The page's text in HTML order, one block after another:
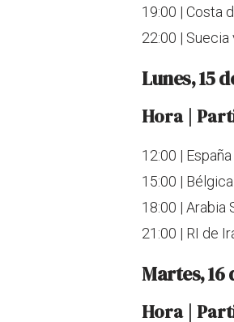
19:00 | Costa
22:00 |
Lunes, 15
Hora |
12:00 |
15:00 |
18:00 | Arabia
21:00 | RI de
Martes, 16
Hora |